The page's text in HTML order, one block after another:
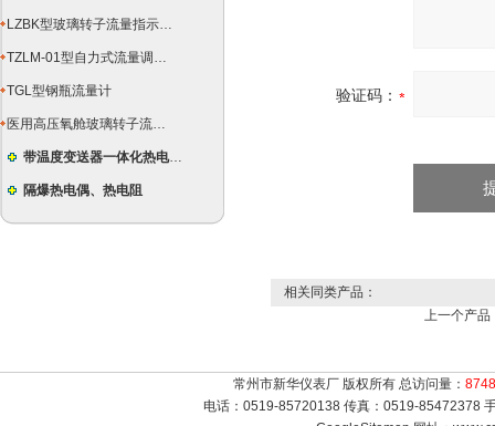
LZBK型玻璃转子流量指示控制仪
TZLM-01型自力式流量调节器
TGL型钢瓶流量计
医用高压氧舱玻璃转子流量计
带温度变送器一体化热电偶（阻）
隔爆热电偶、热电阻
验证码：
相关同类产品：
上一个产品
常州市新华仪表厂 版权所有 总访问量：
电话：0519-85720138 传真：0519-85472378